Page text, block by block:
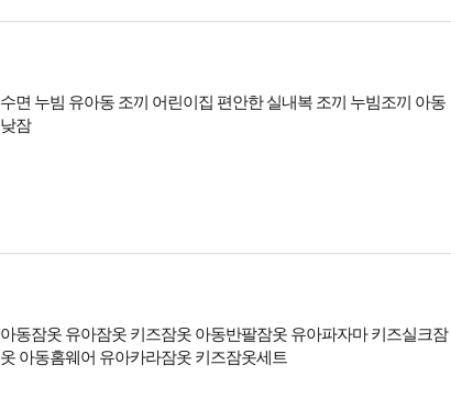
수면 누빔 유아동 조끼 어린이집 편안한 실내복 조끼 누빔조끼 아동
낮잠
아동잠옷 유아잠옷 키즈잠옷 아동반팔잠옷 유아파자마 키즈실크잠
옷 아동홈웨어 유아카라잠옷 키즈잠옷세트